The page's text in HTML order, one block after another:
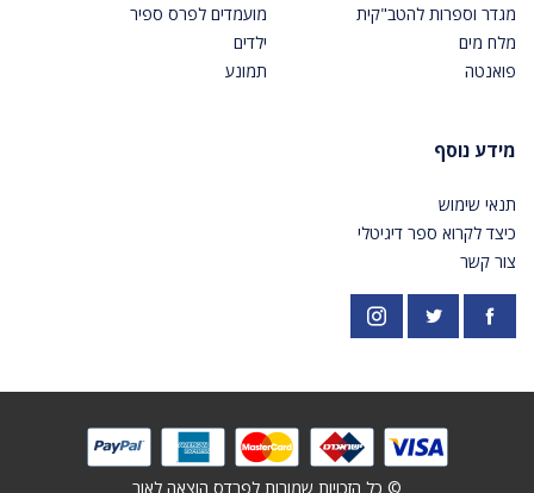
מגדר וספרות להטב"קית
מלח מים
פואנטה
מועמדים לפרס ספיר
ילדים
תמונע
מידע נוסף
תנאי שימוש
כיצד לקרוא ספר דיגיטלי
צור קשר
פייסבוק https://twitter.com/PardesPublish
אינסטגרם
© כל הזכויות שמורות לפרדס הוצאה לאור